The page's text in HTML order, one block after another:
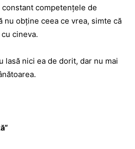
competenţele de
nu obţine ceea ce vrea, simte că
cineva.
lasă nici ea de dorit, dar nu mai